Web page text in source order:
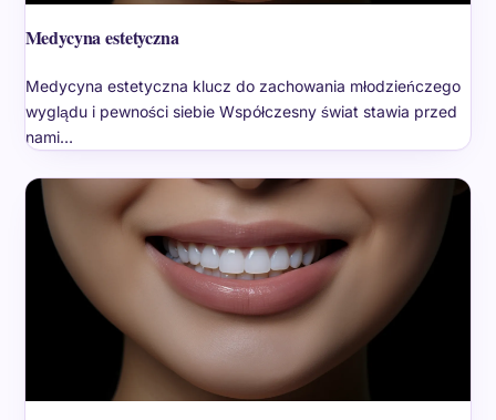
Medycyna estetyczna
Medycyna estetyczna klucz do zachowania młodzieńczego
wyglądu i pewności siebie Współczesny świat stawia przed
nami…